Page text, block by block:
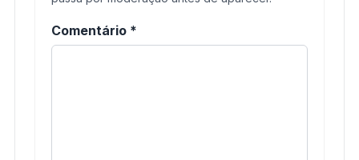
Comentário *